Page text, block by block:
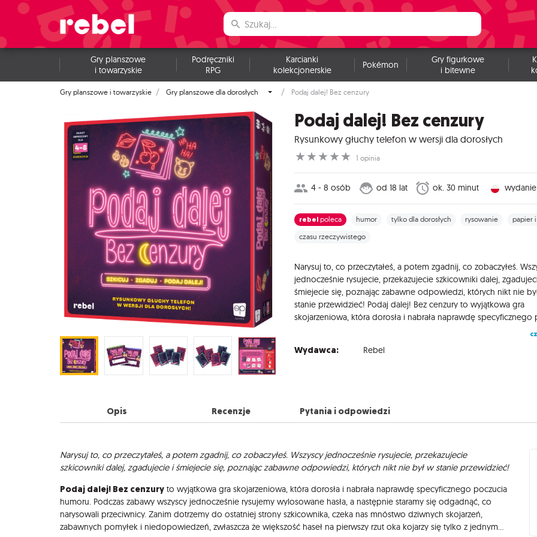
Gry planszowe
i towarzyskie
Podręczniki
RPG
Karcianki
kolekcjonerskie
Pokémon
Gry figurkowe
i bitewne
Gry planszowe i towarzyskie Gry planszowe dla dorosłych Podaj dalej! Bez cenzury
Podaj dalej! Bez cenzury
Rysunkowy głuchy telefon w wersji dla dorosłych
☆
☆
☆
☆
☆ 1 opinia
4 - 8 osób od 18 lat ok. 30 minut
rebel poleca humor tylko dla dorosłych rysowanie papier
czasu rzeczywistego
Narysuj to, co przeczytałeś, a potem zgadnij, co zobaczyłeś.
jednocześnie rysujecie, przekazujecie szkicowniki dalej,
śmiejecie się, poznając zabawne odpowiedzi, których nikt nie
stanie przewidzieć! Podaj dalej! Bez cenzury to wyjątkowa gra
Wydawca: Rebel
Opis Recenzje Pytania i odpowiedzi
Opis
Narysuj to, co przeczytałeś, a potem zgadnij, co zobaczyłeś. Wszyscy jednocześnie rysujecie, przekazujecie
szkicowniki dalej, zgadujecie i śmiejecie się, poznając zabawne odpowiedzi, których nikt nie był w stanie przewidzieć!
Podaj dalej! Bez cenzury to wyjątkowa gra skojarzeniowa, która dorosła i nabrała naprawdę specyficznego poczucia
humoru. Podczas zabawy wszyscy jednocześnie rysujemy wylosowane hasła, a następnie staramy się odgadnąć, co
narysowali przeciwnicy. Zanim dotrzemy do ostatniej strony szkicownika, czeka nas mnóstwo dziwnych skojarzeń,
zabawnych pomyłek i niedopowiedzeń, zwłaszcza że większość haseł na pierwszy rzut oka kojarzy się tylko z jednym…